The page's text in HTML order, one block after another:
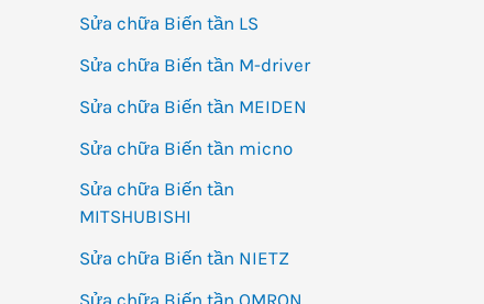
Sửa chữa Biến tần LS
Sửa chữa Biến tần M-driver
Sửa chữa Biến tần MEIDEN
Sửa chữa Biến tần micno
Sửa chữa Biến tần
MITSHUBISHI
Sửa chữa Biến tần NIETZ
Sửa chữa Biến tần OMRON